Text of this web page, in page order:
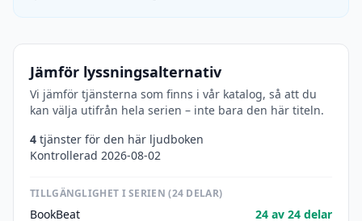
Jämför lyssningsalternativ
Vi jämför tjänsterna som finns i vår katalog, så att du
kan välja utifrån hela serien – inte bara den här titeln.
4 tjänster för den här ljudboken
Kontrollerad 2026-08-02
TILLGÄNGLIGHET I SERIEN (24 DELAR)
BookBeat
24 av 24 delar